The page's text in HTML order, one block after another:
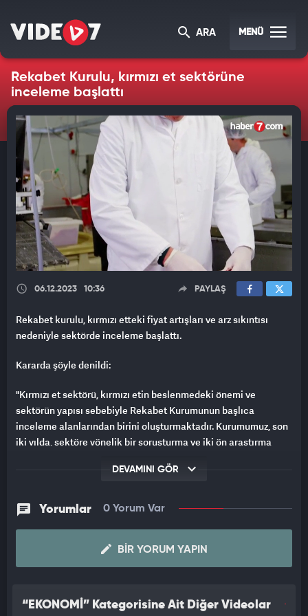
ARA MENÜ
Rekabet Kurulu, kırmızı et sektörüne
inceleme başlattı
06.12.2023 10:36 PAYLAŞ
Rekabet kurulu, kırmızı etteki fiyat artışları ve arz sıkıntısı
nedeniyle sektörde inceleme başlattı.
Kararda şöyle denildi:
"Kırmızı et sektörü, kırmızı etin beslenmedeki önemi ve
sektörün yapısı sebebiyle Rekabet Kurumunun başlıca
inceleme alanlarından birini oluşturmaktadır. Kurumumuz, son
iki yılda, sektöre yönelik bir soruşturma ve iki ön araştırma
satışı alanında faaliyet gösteren bir teşebbüsün
perakendecilerin raf fiyatlarını belirlediği iddiasına yönelik
olarak başlatılan ve uzlaşma usulüyle sonlandırılan soruşturma
sonucunda, soruşturma tarafı teşebbüsün alıcılarının yeniden
satış fiyatlarını belirlemek suretiyle 4054 sayılı Rekabetin
maddesini ihlal ettiğine ve ilgili teşebbüse idari para cezası
DEVAMINI GÖR
Yorumlar 0 Yorum Var
BIR YORUM YAPIN
“EKONOMİ” Kategorisine Ait Diğer Videolar